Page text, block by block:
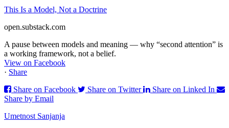
This Is a Model, Not a Doctrine
open.substack.com
A pause between models and meaning — why “second attention” is
a working framework, not a belief.
View on Facebook
· Share
Share on Facebook
Share on Twitter
Share on Linked In
Share by Email
Umetnost Sanjanja